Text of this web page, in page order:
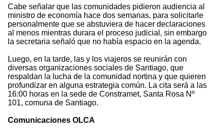
Cabe señalar que las comunidades pidieron audiencia al
ministro de economía hace dos semanas, para solicitarle
personalmente que se abstuviera de hacer declaraciones
al menos mientras durara el proceso judicial, sin embargo
la secretaria señaló que no había espacio en la agenda.
Luego, en la tarde, las y los viajeros se reunirán con
diversas organizaciones sociales de Santiago, que
respaldan la lucha de la comunidad nortina y que quieren
profundizar en alguna estrategia común. La cita será a las
16:00 horas en la sede de Constramet, Santa Rosa Nº
101, comuna de Santiago.
Comunicaciones OLCA